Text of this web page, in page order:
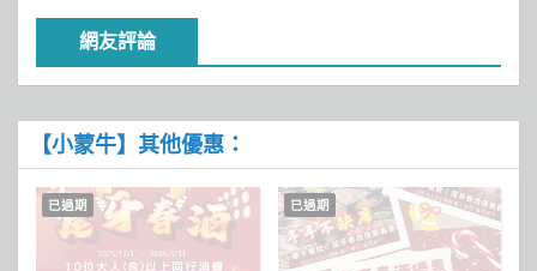
網友評論
【小蒙牛】其他優惠：
已過期 已過期